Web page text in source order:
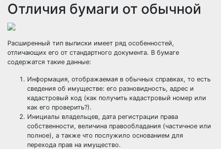
Отличия бумаги от обычной
Расширенный тип выписки имеет ряд особенностей,
отличающих его от стандартного документа. В бумаге
содержатся такие данные:
Информация, отображаемая в обычных справках, то есть
сведения об имуществе: его разновидность, адрес и
кадастровый код (как получить кадастровый номер или
как его проверить?).
Инициалы владельцев, дата регистрации права
собственности, величина правообладания (частичное или
полное), а также что послужило основанием для
перехода прав на имущество.